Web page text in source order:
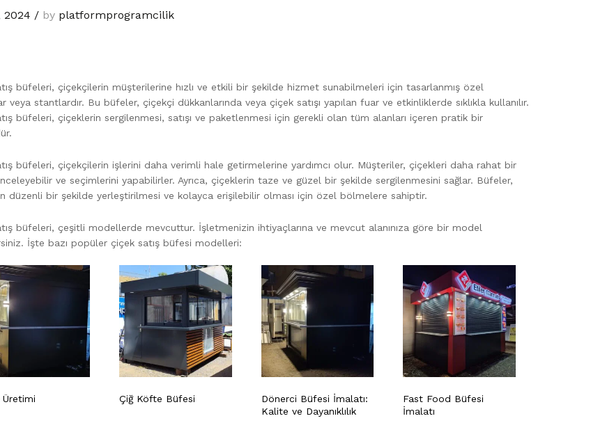
2024 / by platformprogramcilik
büfeleri, çiçekçilerin müşterilerine hızlı ve etkili bir şekilde hizmet sunabilmeleri için tasarlanmış özel
veya stantlardır. Bu büfeler, çiçekçi dükkanlarında veya çiçek satışı yapılan fuar ve etkinliklerde sıklıkla kullanılır.
büfeleri, çiçeklerin sergilenmesi, satışı ve paketlenmesi için gerekli olan tüm alanları içeren pratik bir
büfeleri, çiçekçilerin işlerini daha verimli hale getirmelerine yardımcı olur. Müşteriler, çiçekleri daha rahat bir
ve seçimlerini yapabilirler. Ayrıca, çiçeklerin taze ve güzel bir şekilde sergilenmesini sağlar. Büfeler,
düzenli bir şekilde yerleştirilmesi ve kolayca erişilebilir olması için özel bölmelere sahiptir.
büfeleri, çeşitli modellerde mevcuttur. İşletmenizin ihtiyaçlarına ve mevcut alanınıza göre bir model
İşte bazı popüler çiçek satış büfesi modelleri:
Çiğ Köfte Büfesi
Dönerci Büfesi İmalatı:
Kalite ve Dayanıklılık
Fast Food Büfesi
İmalatı